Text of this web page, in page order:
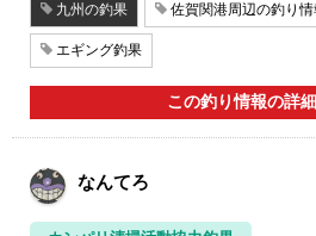
九州の釣果 佐賀関港周辺の釣り情
エギング釣果
この釣り情報の詳
なんてろ